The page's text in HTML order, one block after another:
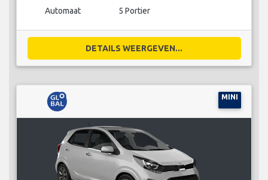
Automaat 5 Portier
DETAILS WEERGEVEN...
MINI